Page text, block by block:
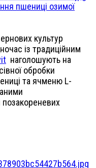
пшениці озимої
культур
із традиційним
наголошують на
обробки
та ячменю L-
позакореневих